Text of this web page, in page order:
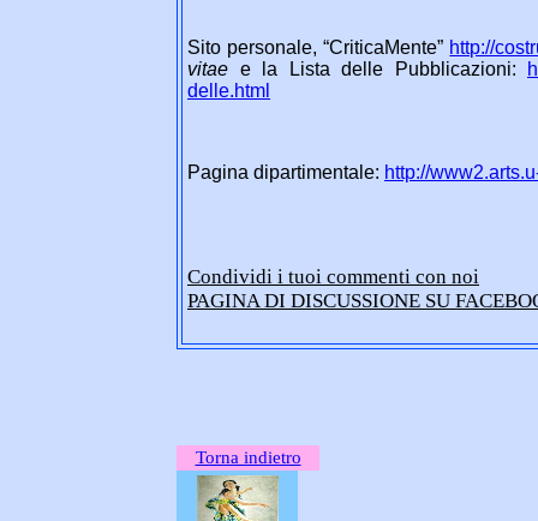
Sito personale, “CriticaMente” http://
vitae e la Lista delle Pubblicazioni:
delle.html
Pagina dipartimentale: http://
Condividi i tuoi commenti con noi
PAGINA DI DISCUSSIONE SU
Torna indietro